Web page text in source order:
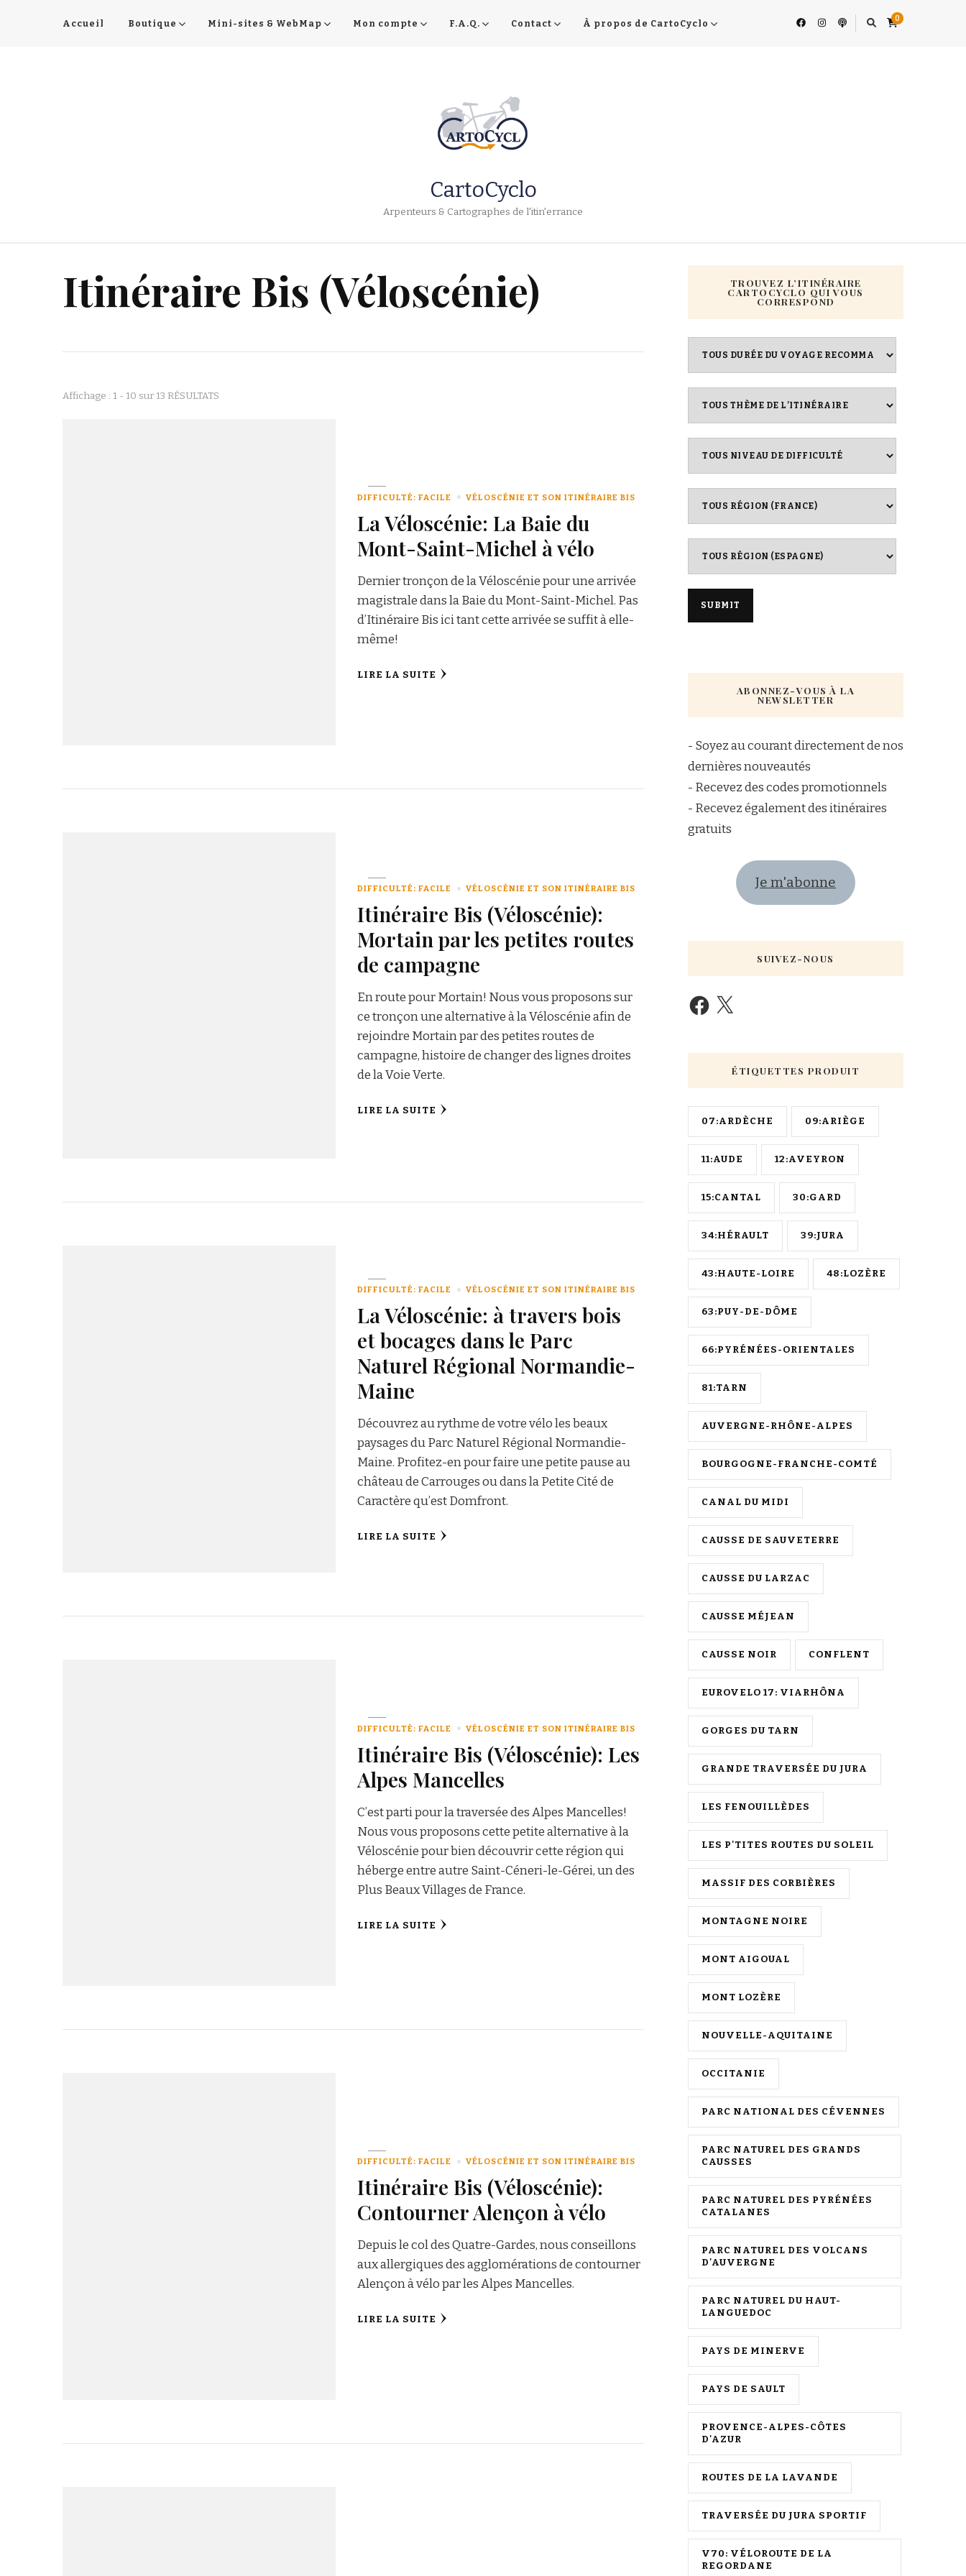
Accueil Boutique Mini-sites & WebMap Mon compte F.A.Q. Contact À propos de CartoCyclo
0
CartoCyclo
Arpenteurs & Cartographes de l'itin'errance
Itinéraire Bis (Véloscénie)
Affichage : 1 - 10 sur 13 RÉSULTATS
DIFFICULTÉ: FACILE VÉLOSCÉNIE ET SON ITINÉRAIRE BIS
La Véloscénie: La Baie du
Mont-Saint-Michel à vélo
Dernier tronçon de la Véloscénie pour une arrivée
magistrale dans la Baie du Mont-Saint-Michel. Pas
d’Itinéraire Bis ici tant cette arrivée se suffit à elle-
même!
LIRE LA SUITE
DIFFICULTÉ: FACILE VÉLOSCÉNIE ET SON ITINÉRAIRE BIS
Itinéraire Bis (Véloscénie):
Mortain par les petites routes
de campagne
En route pour Mortain! Nous vous proposons sur
ce tronçon une alternative à la Véloscénie afin de
rejoindre Mortain par des petites routes de
campagne, histoire de changer des lignes droites
de la Voie Verte.
LIRE LA SUITE
DIFFICULTÉ: FACILE VÉLOSCÉNIE ET SON ITINÉRAIRE BIS
La Véloscénie: à travers bois
et bocages dans le Parc
Naturel Régional Normandie-
Maine
Découvrez au rythme de votre vélo les beaux
paysages du Parc Naturel Régional Normandie-
Maine. Profitez-en pour faire une petite pause au
château de Carrouges ou dans la Petite Cité de
Caractère qu’est Domfront.
LIRE LA SUITE
DIFFICULTÉ: FACILE VÉLOSCÉNIE ET SON ITINÉRAIRE BIS
Itinéraire Bis (Véloscénie): Les
Alpes Mancelles
C’est parti pour la traversée des Alpes Mancelles!
Nous vous proposons cette petite alternative à la
Véloscénie pour bien découvrir cette région qui
héberge entre autre Saint-Céneri-le-Gérei, un des
Plus Beaux Villages de France.
LIRE LA SUITE
DIFFICULTÉ: FACILE VÉLOSCÉNIE ET SON ITINÉRAIRE BIS
Itinéraire Bis (Véloscénie):
Contourner Alençon à vélo
Depuis le col des Quatre-Gardes, nous conseillons
aux allergiques des agglomérations de contourner
Alençon à vélo par les Alpes Mancelles.
LIRE LA SUITE
TROUVEZ L’ITINÉRAIRE
CARTOCYCLO QUI VOUS
CORRESPOND
ABONNEZ-VOUS À LA
NEWSLETTER
- Soyez au courant directement de nos
dernières nouveautés
- Recevez des codes promotionnels
- Recevez également des itinéraires
gratuits
Je m'abonne
SUIVEZ-NOUS
ÉTIQUETTES PRODUIT
07:ARDÈCHE 09:ARIÈGE
11:AUDE 12:AVEYRON
15:CANTAL 30:GARD
34:HÉRAULT 39:JURA
43:HAUTE-LOIRE 48:LOZÈRE
63:PUY-DE-DÔME
66:PYRÉNÉES-ORIENTALES
81:TARN
AUVERGNE-RHÔNE-ALPES
BOURGOGNE-FRANCHE-COMTÉ
CANAL DU MIDI
CAUSSE DE SAUVETERRE
CAUSSE DU LARZAC
CAUSSE MÉJEAN
CAUSSE NOIR CONFLENT
EUROVELO 17: VIARHÔNA
GORGES DU TARN
GRANDE TRAVERSÉE DU JURA
LES FENOUILLÈDES
LES P'TITES ROUTES DU SOLEIL
MASSIF DES CORBIÈRES
MONTAGNE NOIRE
MONT AIGOUAL
MONT LOZÈRE
NOUVELLE-AQUITAINE
OCCITANIE
PARC NATIONAL DES CÉVENNES
PARC NATUREL DES GRANDS
CAUSSES
PARC NATUREL DES PYRÉNÉES
CATALANES
PARC NATUREL DES VOLCANS
D'AUVERGNE
PARC NATUREL DU HAUT-
LANGUEDOC
PAYS DE MINERVE
PAYS DE SAULT
PROVENCE-ALPES-CÔTES
D'AZUR
ROUTES DE LA LAVANDE
TRAVERSÉE DU JURA SPORTIF
V70: VÉLOROUTE DE LA
REGORDANE